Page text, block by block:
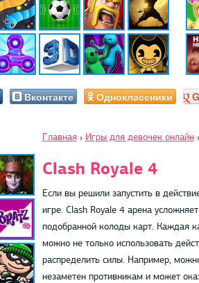
Вконтакте Одноклассники
Главная › Игры для девочек онлайн ›
Clash Royale 4
Если вы решили запустить в
игре. Clash Royale 4 арена
подобранной колоды карт. Каждая
можно не только использовать
распределить силы. Например,
незаметен противникам и может